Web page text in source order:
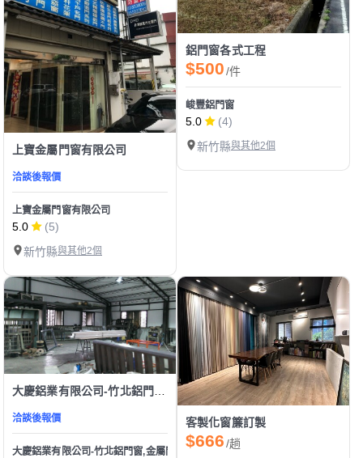
上寶金屬門窗有限公司
洽談後報價
上寶金屬門窗有限公司
5.0
(5)
新竹縣與其他2個
鋁門窗各式工程
$500/件
峻豐鋁門窗
5.0
(4)
新竹縣與其他2個
洽談後報價
大慶鋁業有限公司-竹北鋁門窗,金屬門,防火門,鍛造門,鍛造欄杆,採光罩
客製化窗簾訂製
$666/趟